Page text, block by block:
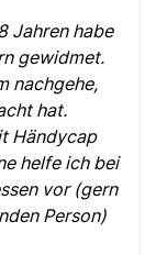
Jahren habe
gewidmet.
nachgehe,
hat.
Händycap
helfe ich bei
vor (gern
Person)